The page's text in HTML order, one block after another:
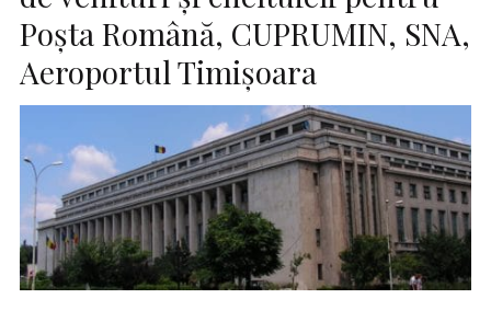
Poşta Română, CUPRUMIN, SNA,
Aeroportul Timişoara